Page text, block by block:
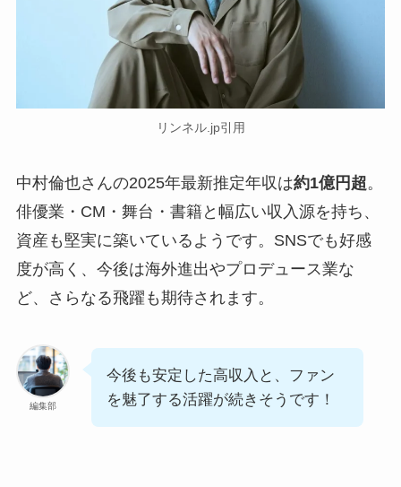
リンネル.jp引用
中村倫也さんの2025年最新推定年収は約1億円超。
俳優業・CM・舞台・書籍と幅広い収入源を持ち、
資産も堅実に築いているようです。SNSでも好感
度が高く、今後は海外進出やプロデュース業な
ど、さらなる飛躍も期待されます。
編集部
今後も安定した高収入と、ファン
を魅了する活躍が続きそうです！